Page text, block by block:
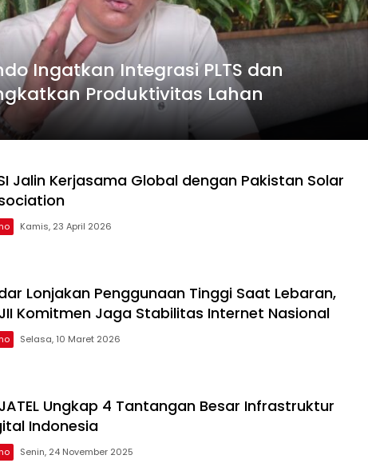
Ingatkan Integrasi PLTS dan
Produktivitas Lahan
Jalin Kerjasama Global dengan Pakistan Solar
Kamis, 23 April 2026
Lonjakan Penggunaan Tinggi Saat Lebaran,
Komitmen Jaga Stabilitas Internet Nasional
Selasa, 10 Maret 2026
Ungkap 4 Tantangan Besar Infrastruktur
Indonesia
Senin, 24 November 2025